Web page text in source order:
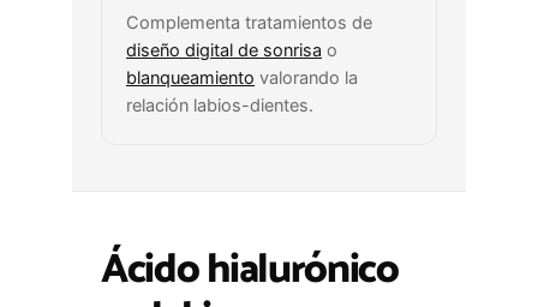
Complementa tratamientos de
diseño digital de sonrisa o
blanqueamiento valorando la
relación labios-dientes.
Ácido hialurónico